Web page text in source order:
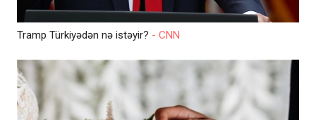
Tramp Türkiyədən nə istəyir? - CNN